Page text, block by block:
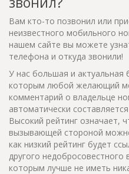
Вам кто-то позвонил или
неизвестного мобильного
нашем сайте вы можете
телефона и откуда звонили!
У нас большая и
которым любой желающий
комментарий о владельце
автоматически
Высокий рейтинг означает,
вызывающей стороной
как низкий рейтинг будет
другого
которым лучше не иметь